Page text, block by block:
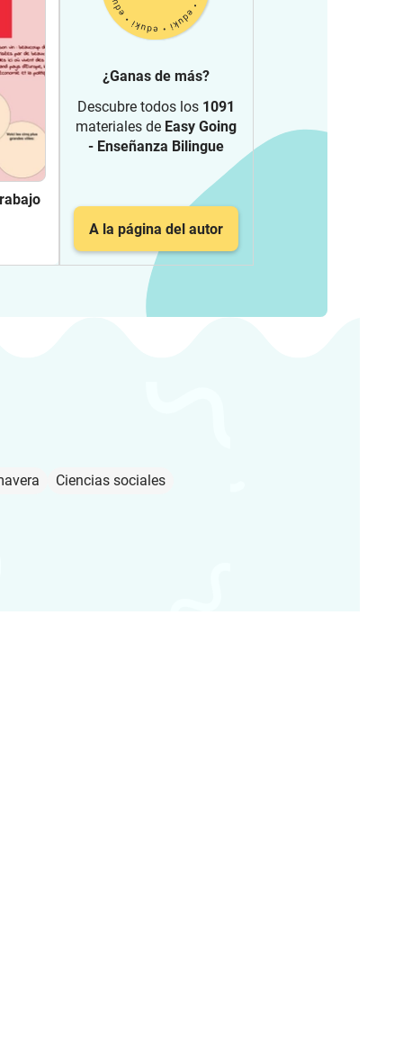
¿Ganas de más?
Descubre todos los 1091
materiales de Easy Going
- Enseñanza Bilingue
A la página del autor
Ciencias sociales